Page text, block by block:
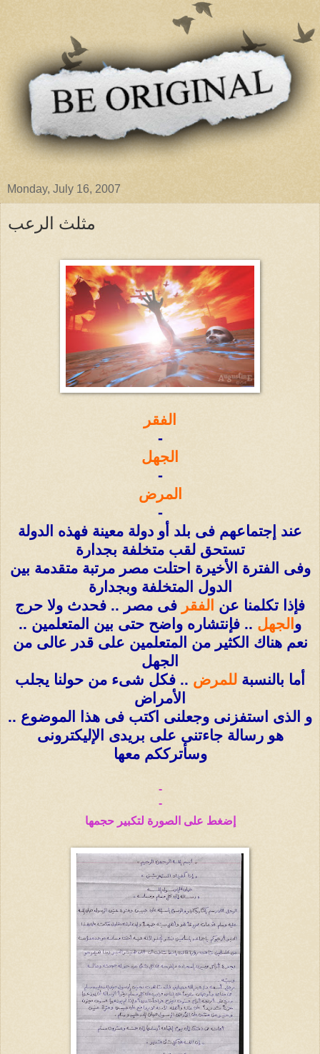
Monday, July 16, 2007
مثلث الرعب
الفقر
-
الجهل
-
المرض
-
عند إجتماعهم فى بلد أو دولة معينة فهذه الدولة
تستحق لقب متخلفة بجدارة
وفى الفترة الأخيرة احتلت مصر مرتبة متقدمة بين
الدول المتخلفة وبجدارة
فإذا تكلمنا عن الفقر فى مصر .. فحدث ولا حرج
و الجهل .. فإنتشاره واضح حتى بين المتعلمين ..
نعم هناك الكثير من المتعلمين على قدر عالى من
الجهل
أما بالنسبة للمرض .. فكل شىء من حولنا يجلب
الأمراض
و الذى استفزنى وجعلنى اكتب فى هذا الموضوع ..
هو رسالة جاءتنى على بريدى الإليكترونى
وسأترككم معها
-
-
إضغط على الصورة لتكبير حجمها